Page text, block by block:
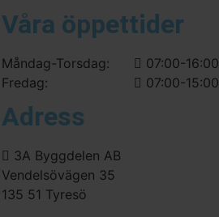
Våra öppettider
Måndag-Torsdag:
Fredag:
07:00-16:00
07:00-15:00
Adress
3A Byggdelen AB
Vendelsövägen 35
135 51 Tyresö